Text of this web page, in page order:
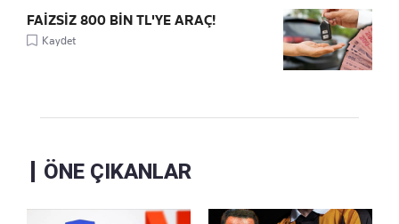
FAİZSİZ 800 BİN TL'YE ARAÇ!
Kaydet
ÖNE ÇIKANLAR